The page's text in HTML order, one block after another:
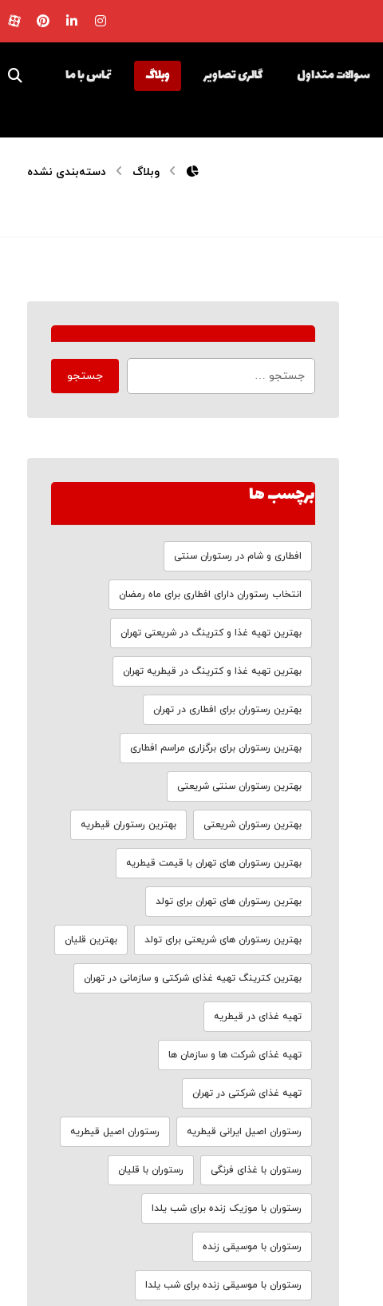
سوالات متداول گالری تصاویر وبلاگ تماس با ما
وبلاگ دسته‌بندی نشده
برچسب ها
افطاری و شام در رستوران سنتی
انتخاب رستوران دارای افطاری برای ماه رمضان
بهترین تهیه غذا و کترینگ در شریعتی تهران
بهترین تهیه غذا و کترینگ در قیطریه تهران
بهترین رستوران برای افطاری در تهران
بهترین رستوران برای برگزاری مراسم افطاری
بهترین رستوران سنتی شریعتی
بهترین رستوران شریعتی بهترین رستوران قیطریه
بهترین رستوران های تهران با قیمت قیطریه
بهترین رستوران های تهران برای تولد
بهترین رستوران های شریعتی برای تولد بهترین قلیان
بهترین کترینگ تهیه غذای شرکتی و سازمانی در تهران
تهیه غذای در قیطریه
تهیه غذای شرکت ها و سازمان ها
تهیه غذای شرکتی در تهران
رستوران اصیل ایرانی قیطریه رستوران اصیل قیطریه
رستوران با غذای فرنگی رستوران با قلیان
رستوران با موزیک زنده برای شب یلدا
رستوران با موسیقی زنده
رستوران با موسیقی زنده برای شب یلدا